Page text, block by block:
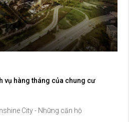
vụ hàng tháng của chung cư
City - Những căn hộ